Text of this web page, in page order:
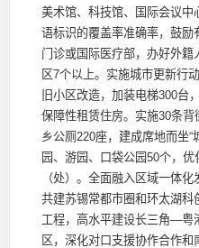
美术馆、科技馆、国际会议
语标识的覆盖率准确率，鼓
门诊或国际医疗部，办好外
区7个以上。实施城市更新行
旧小区改造，加装电梯300台
保障性租赁住房。实施30条
乡公厕220座，建成席地而坐“
园、游园、口袋公园50个，
（处）。全面融入区域一体
共建苏锡常都市圈和环太湖
工程，高水平建设长三角—粤
区，深化对口支援协作合作